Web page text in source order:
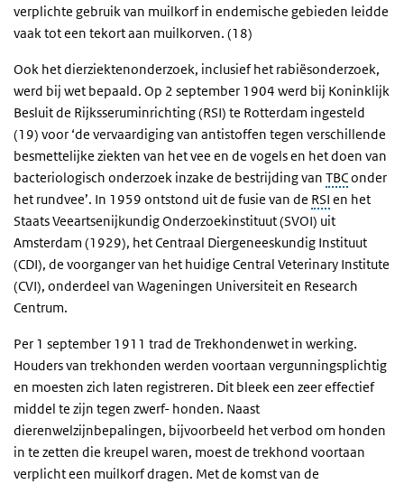
verplichte gebruik van muilkorf in endemische gebieden leidde
vaak tot een tekort aan muilkorven. (18)
Ook het dierziektenonderzoek, inclusief het rabiësonderzoek,
werd bij wet bepaald. Op 2 september 1904 werd bij Koninklijk
Besluit de Rijksseruminrichting (RSI) te Rotterdam ingesteld
(19) voor ‘de vervaardiging van antistoffen tegen verschillende
besmettelijke ziekten van het vee en de vogels en het doen van
bacteriologisch onderzoek inzake de bestrijding van TBConder
het rundvee’. In 1959 ontstond uit de fusie van de RSI en het
Staats Veeartsenijkundig Onderzoekinstituut (SVOI) uit
Amsterdam (1929), het Centraal Diergeneeskundig Instituut
(CDI), de voorganger van het huidige Central Veterinary Institute
(CVI), onderdeel van Wageningen Universiteit en Research
Centrum.
Per 1 september 1911 trad de Trekhondenwet in werking.
Houders van trekhonden werden voortaan vergunningsplichtig
en moesten zich laten registreren. Dit bleek een zeer effectief
middel te zijn tegen zwerf- honden. Naast
dierenwelzijnbepalingen, bijvoorbeeld het verbod om honden
in te zetten die kreupel waren, moest de trekhond voortaan
verplicht een muilkorf dragen. Met de komst van de